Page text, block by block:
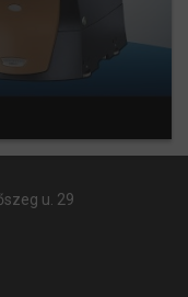
u. 29